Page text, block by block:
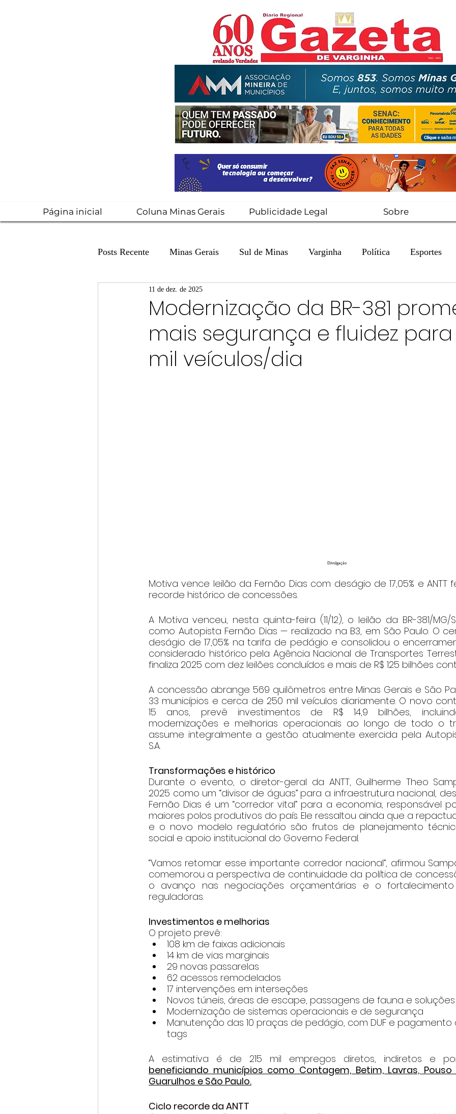
Página inicial Coluna Minas Gerais Publicidade Legal Sobre
Posts Recente Minas Gerais Sul de Minas Varginha Política Esportes
Coluna Fatos e Versões
Coluna: Agenda 21 Coluna: SindJori Internacional Coluna Jurídica
Modernização da BR-381
mais segurança e fluidez para
mil veículos/dia
11 de dez. de 2025
Divulgação
Motiva vence leilão da Fernão Dias com deságio de 17,05% e ANTT
recorde histórico de concessões.
A Motiva venceu, nesta quinta-feira (11/12), o leilão da BR-381/
como Autopista Fernão Dias — realizado na B3, em São Paulo. O
deságio de 17,05% na tarifa de pedágio e consolidou o
considerado histórico pela Agência Nacional de Transportes
finaliza 2025 com dez leilões concluídos e mais de R$ 125 bilhões
A concessão abrange 569 quilômetros entre Minas Gerais e São
33 municípios e cerca de 250 mil veículos diariamente. O novo
15 anos, prevê investimentos de R$ 14,9 bilhões,
modernizações e melhorias operacionais ao longo de todo o
assume integralmente a gestão atualmente exercida pela
S.A.
Transformações e histórico
Durante o evento, o diretor-geral da ANTT, Guilherme Theo
2025 como um “divisor de águas” para a infraestrutura nacional,
Fernão Dias é um “corredor vital” para a economia, responsável
maiores polos produtivos do país. Ele ressaltou ainda que a
e o novo modelo regulatório são frutos de planejamento
social e apoio institucional do Governo Federal.
“Vamos retomar esse importante corredor nacional”, afirmou
comemorou a perspectiva de continuidade da política de
o avanço nas negociações orçamentárias e o
reguladoras.
Investimentos e melhorias
O projeto prevê:
108 km de faixas adicionais
14 km de vias marginais
29 novas passarelas
62 acessos remodelados
17 intervenções em interseções
Novos túneis, áreas de escape, passagens de fauna e
Modernização de sistemas operacionais e de segurança
Manutenção das 10 praças de pedágio, com DUF e
tags
beneficiando municípios como Contagem, Betim, Lavras, Pouso
Guarulhos e São Paulo.
Ciclo recorde da ANTT